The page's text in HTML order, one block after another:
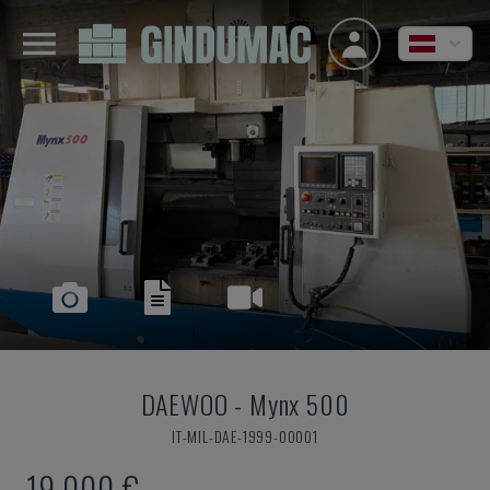
DAEWOO - Mynx 500
IT-MIL-DAE-1999-00001